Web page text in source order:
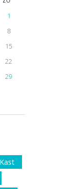
1
8
15
22
29